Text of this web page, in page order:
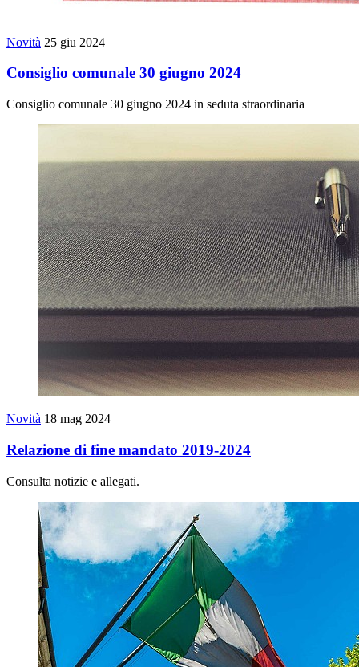
Novità 25 giu 2024
Consiglio comunale 30 giugno 2024
Consiglio comunale 30 giugno 2024 in seduta straordinaria
Novità 18 mag 2024
Relazione di fine mandato 2019-2024
Consulta notizie e allegati.